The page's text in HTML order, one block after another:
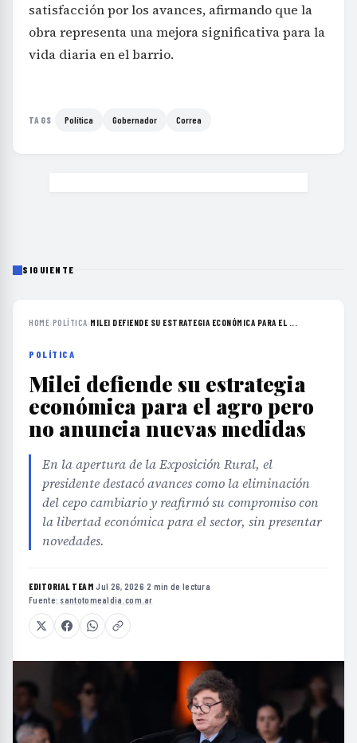
satisfacción por los avances, afirmando que la
obra representa una mejora significativa para la
vida diaria en el barrio.
TAGS Política Gobernador Correa
SIGUIENTE
HOME›POLÍTICA›MILEI DEFIENDE SU ESTRATEGIA ECONÓMICA PARA EL ...
POLÍTICA
Milei defiende su estrategia
económica para el agro pero
no anuncia nuevas medidas
En la apertura de la Exposición Rural, el
presidente destacó avances como la eliminación
del cepo cambiario y reafirmó su compromiso con
la libertad económica para el sector, sin presentar
novedades.
EDITORIAL TEAM·Jul 26, 2026·2 min de lectura·
Fuente: santotomealdia.com.ar